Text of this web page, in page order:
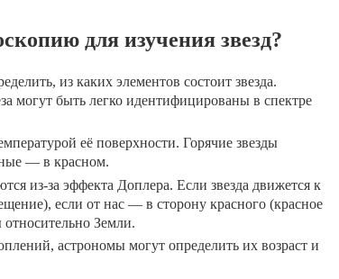
для изучения звезд?
из каких элементов состоит звезда.
могут быть легко идентифицированы в спектре
её поверхности. Горячие звезды
— в красном.
из-за эффекта Доплера. Если звезда движется к
если от нас — в сторону красного (красное
относительно Земли.
астрономы могут определить их возраст и